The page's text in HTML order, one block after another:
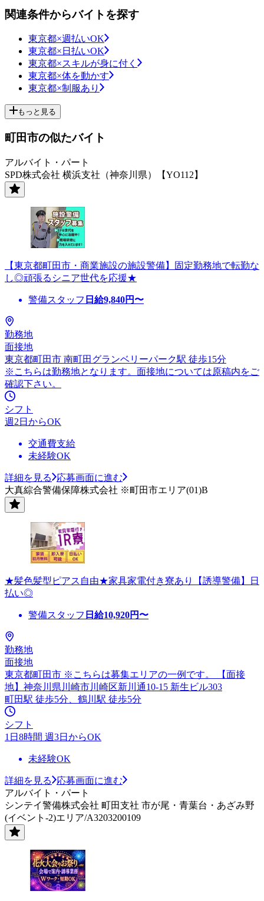
関連条件からバイトを探す
東京都×週払いOK
東京都×日払いOK
東京都×スキルが身に付く
東京都×体を動かす
東京都×制服あり
もっと見る
町田市の似たバイト
アルバイト・パート
SPD株式会社 横浜支社（神奈川県）【YO112】
【東京都町田市・商業施設の施設警備】固定勤務地で転勤な
し◎頑張るシニア世代を応援★
警備スタッフ 日給9,840円〜
勤務地
面接地
東京都町田市 南町田グランベリーパーク駅 徒歩15分
※こちらは勤務地となります。面接地については原稿内をご
確認下さい。
シフト
週2日からOK
交通費支給
未経験OK
詳細を見る
応募画面に進む
大真綜合警備保障株式会社 ※町田市エリア(01)B
★髪色髪型ピアス自由★家具家電付き寮あり【誘導警備】日
払い◎
警備スタッフ 日給10,920円〜
勤務地
面接地
東京都町田市 ※こちらは募集エリアの一例です。 【面接
地】神奈川県川崎市川崎区新川通10-15 新生ビル303
町田駅 徒歩5分、鶴川駅 徒歩5分
シフト
1日8時間 週3日からOK
未経験OK
詳細を見る
応募画面に進む
アルバイト・パート
シンテイ警備株式会社 町田支社 市が尾・青葉台・あざみ野
(イベント-2)エリア/A3203200109